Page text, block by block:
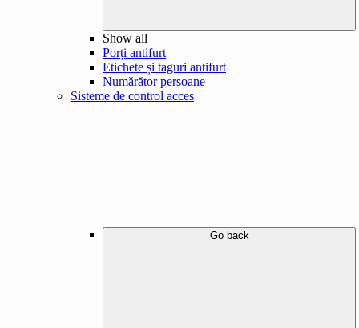
Show all
Porți antifurt
Etichete și taguri antifurt
Numărător persoane
Sisteme de control acces
Go back